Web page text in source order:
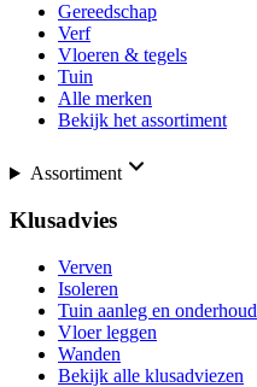
Gereedschap
Verf
Vloeren & tegels
Tuin
Alle merken
Bekijk het assortiment
Assortiment
Klusadvies
Verven
Isoleren
Tuin aanleg en onderhoud
Vloer leggen
Wanden
Bekijk alle klusadviezen